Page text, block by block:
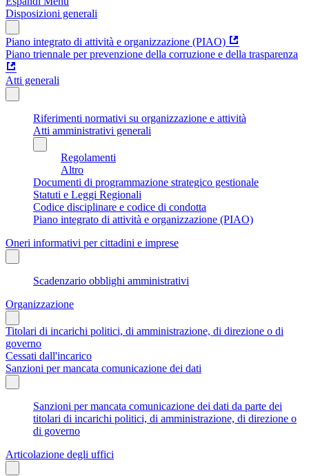
Disposizioni generali
Piano integrato di attività e organizzazione (PIAO)
Piano triennale per prevenzione della corruzione e della trasparenza
Atti generali
Riferimenti normativi su organizzazione e attività
Atti amministrativi generali
Regolamenti
Altro
Documenti di programmazione strategico gestionale
Statuti e Leggi Regionali
Codice disciplinare e codice di condotta
Piano integrato di attività e organizzazione (PIAO)
Oneri informativi per cittadini e imprese
Scadenzario obblighi amministrativi
Organizzazione
Titolari di incarichi politici, di amministrazione, di direzione o di
governo
Cessati dall'incarico
Sanzioni per mancata comunicazione dei dati
Sanzioni per mancata comunicazione dei dati da parte dei
titolari di incarichi politici, di amministrazione, di direzione o
di governo
Articolazione degli uffici